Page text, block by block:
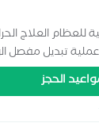
العلاج
عملية تبديل
الحجز